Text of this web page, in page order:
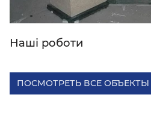
Наші роботи
ПОСМОТРЕТЬ ВСЕ ОБЪЕКТЫ